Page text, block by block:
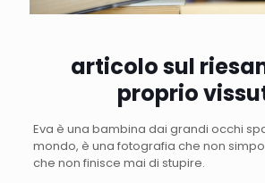
articolo sul
proprio
Eva è una bambina dai grandi occhi
mondo, è una fotografia che non
che non finisce mai di stupire.